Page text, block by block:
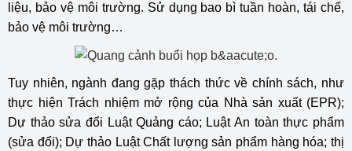
liệu, bảo vệ môi trường. Sử dụng bao bì tuần hoàn, tái chế,
bảo vệ môi trường…
Tuy nhiên, ngành đang gặp thách thức về chính sách, như
thực hiện Trách nhiệm mở rộng của Nhà sản xuất (EPR);
Dự thảo sửa đổi Luật Quảng cáo; Luật An toàn thực phẩm
(sửa đổi); Dự thảo Luật Chất lượng sản phẩm hàng hóa; thị